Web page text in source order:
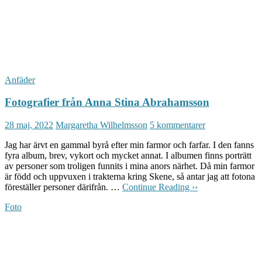
Anfäder
Fotografier från Anna Stina Abrahamsson
28 maj, 2022 Margaretha Wilhelmsson 5 kommentarer
Jag har ärvt en gammal byrå efter min farmor och farfar. I den fanns
fyra album, brev, vykort och mycket annat. I albumen finns porträtt
av personer som troligen funnits i mina anors närhet. Då min farmor
är född och uppvuxen i trakterna kring Skene, så antar jag att fotona
föreställer personer därifrån. … Continue Reading ››
Foto